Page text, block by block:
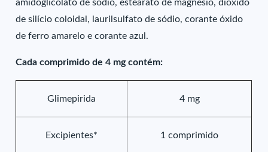
amidoglicolato de sódio, estearato de magnésio, dióxido
de silício coloidal, laurilsulfato de sódio, corante óxido
de ferro amarelo e corante azul.
Cada comprimido de 4 mg contém:
Glimepirida 4 mg
Excipientes* 1 comprimido